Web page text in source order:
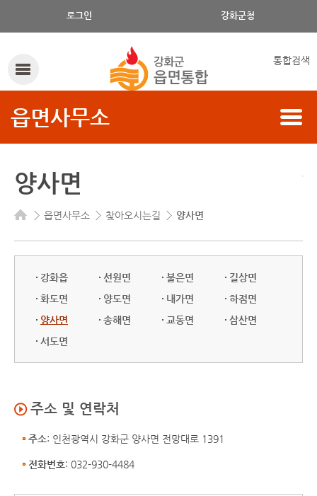
로그인 강화군청
통합검색
읍면사무소
양사면
읍면사무소 찾아오시는길 양사면
강화읍 선원면 불은면
길상면
화도면
양도면 내가면
하점면
양사면
송해면 교동면
삼산면
서도면
주소 및 연락처
주소: 인천광역시 강화군 양사면 전망대로 1391
전화번호: 032-930-4484